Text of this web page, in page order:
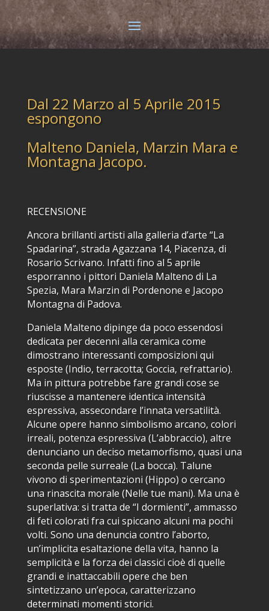
Dal 22 Marzo al 5 Aprile 2015
espongono
Malteno Daniela, Marzin Mara e
Montagna Jacopo.
RECENSIONE
Ancora brillanti artisti alla galleria d’arte “La
Spadarina”, strada Agazzana 14, Piacenza, di
Rosario Scrivano. Infatti fino al 5 aprile
esporranno i pittori Daniela Malteno di La
Spezia, Mara Marzin di Pordenone e Jacopo
Montagna di Padova.
Daniela Malteno dipinge da poco essendosi
dedicata per decenni alla ceramica come
dimostrano interessanti composizioni qui
esposte (Indio, terracotta; Goccia, refrattario).
Ma in pittura potrebbe fare grandi cose se
riuscisse a mantenere identica intensità
espressiva, assecondare l’innata versatilità.
Alcune opere hanno simbolismo arcano, colori
irreali, potenza espressiva (L’abbraccio), altre
denunciano un deciso metamorfismo, quasi una
seconda pelle surreale (La bocca). Talune
vivono di sperimentazioni (Hippo) o cercano
una rinascita morale (Nelle tue mani). Ma una è
superlativa: si tratta de “I dormienti”, ammasso
di feti colorati fra cui spiccano alcuni ma pochi
volti. Sono una denuncia contro l’aborto,
un’implicita esaltazione della vita, hanno la
semplicità e la forza dei classici cioè di quelle
grandi e inattaccabili opere che ben
sintetizzano un’epoca, caratterizzano
determinati momenti storici.